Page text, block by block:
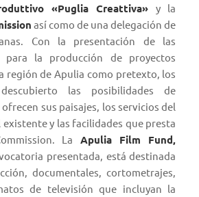
«Puglia Creattiva» y la
así como de una delegación de
Con la presentación de las
para la producción de proyectos
región de Apulia como pretexto, los
las posibilidades de
sus paisajes, los servicios del
y las facilidades que presta
La Apulia Film Fund,
presentada, está destinada
documentales, cortometrajes,
de televisión que incluyan la